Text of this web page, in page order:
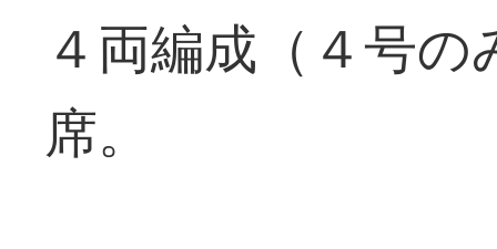
４両編成（４号
席。